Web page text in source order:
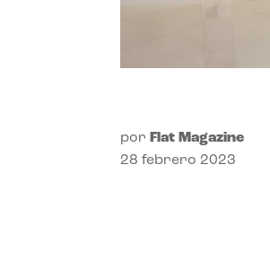
por Flat Magazine
28 febrero 2023